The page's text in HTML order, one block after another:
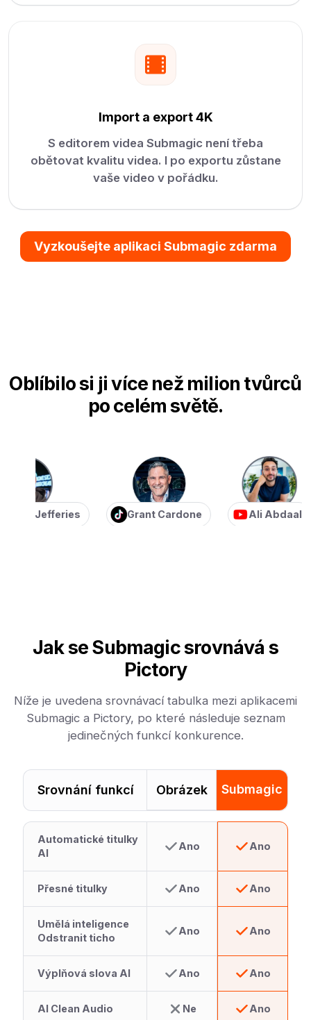
Import a export 4K
S editorem videa Submagic není třeba
obětovat kvalitu videa. I po exportu zůstane
vaše video v pořádku.
Vyzkoušejte aplikaci Submagic zdarma
Oblíbilo si ji více než milion tvůrců
po celém světě.
Jefferies Grant Cardone Ali Abdaal
Jak se Submagic srovnává s
Pictory
Níže je uvedena srovnávací tabulka mezi aplikacemi
Submagic a Pictory, po které následuje seznam
jedinečných funkcí konkurence.
Srovnání funkcí Obrázek Submagic
Automatické titulky
AI
Ano Ano
Přesné titulky Ano Ano
Umělá inteligence
Odstranit ticho
Ano Ano
Výplňová slova AI Ano Ano
AI Clean Audio Ne Ano